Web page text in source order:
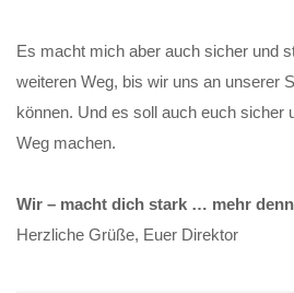
Es macht mich aber auch sicher und
weiteren Weg, bis wir uns an unserer
können. Und es soll auch euch sicher
Weg machen.
Wir – macht dich stark … mehr
Herzliche Grüße, Euer Direktor